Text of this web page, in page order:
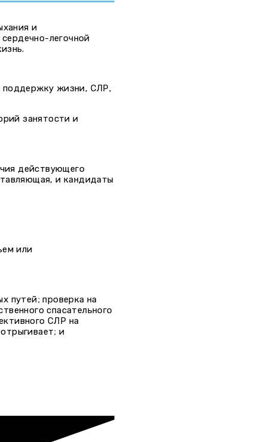
и
легочной
поддержку жизни, СЛР,
занятости и
действующего
и кандидаты
или
путей; проверка на
спасательного
СЛР на
и